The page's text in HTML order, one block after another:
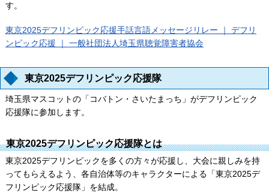
す。
東京2025デフリンピック応援手話言語メッセージリレー ｜ デフリ
ンピック応援 ｜ 一般社団法人埼玉県聴覚障害者協会
東京2025デフリンピック応援隊
埼玉県マスコットの「コバトン・さいたまっち」がデフリンピック
応援隊に参加します。
東京2025デフリンピック応援隊とは
東京2025デフリンピックを多くの方々が応援し、大会に親しみを持
ってもらえるよう、各自治体等のキャラクターによる「東京2025デ
フリンピック応援隊」を結成。